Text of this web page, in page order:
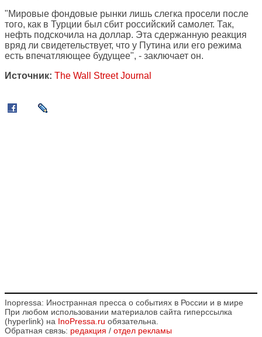
"Мировые фондовые рынки лишь слегка просели после
того, как в Турции был сбит российский самолет. Так,
нефть подскочила на доллар. Эта сдержанную реакция
вряд ли свидетельствует, что у Путина или его режима
есть впечатляющее будущее", - заключает он.
Источник: The Wall Street Journal
Inopressa: Иностранная пресса о событиях в России и в мире
При любом использовании материалов сайта гиперссылка
(hyperlink) на InoPressa.ru обязательна.
Обратная связь: редакция / отдел рекламы